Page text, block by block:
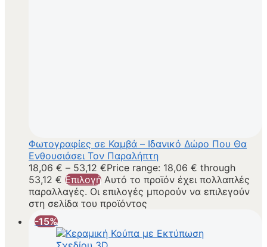
Φωτογραφίες σε Καμβά – Ιδανικό Δώρο Που Θα
Ενθουσιάσει Τον Παραλήπτη
18,06 € – 53,12 €Price range: 18,06 € through
53,12 € Επιλογή Αυτό το προϊόν έχει πολλαπλές
παραλλαγές. Οι επιλογές μπορούν να επιλεγούν
στη σελίδα του προϊόντος
-15%